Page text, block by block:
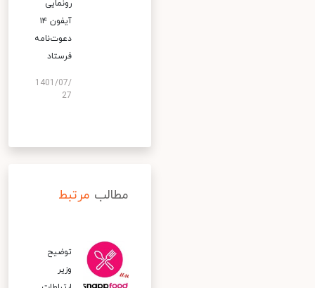
رونمایی
آیفون ۱۴
دعوت‌نامه
فرستاد
1401/07/
27
مطالب مرتبط
توضیح
وزیر